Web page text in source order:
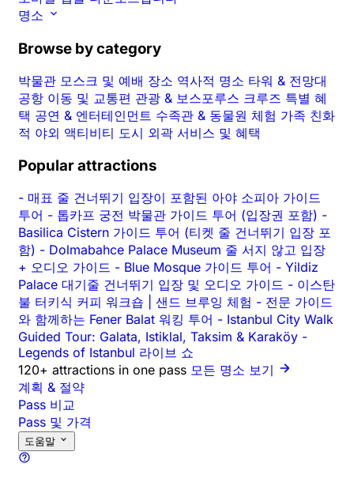
명소
Browse by category
박물관 모스크 및 예배 장소 역사적 명소 타워 & 전망대
공항 이동 및 교통편 관광 & 보스포루스 크루즈 특별 혜
택 공연 & 엔터테인먼트 수족관 & 동물원 체험 가족 친화
적 야외 액티비티 도시 외곽 서비스 및 혜택
Popular attractions
- 매표 줄 건너뛰기 입장이 포함된 아야 소피아 가이드
투어 - 톱카프 궁전 박물관 가이드 투어 (입장권 포함) -
Basilica Cistern 가이드 투어 (티켓 줄 건너뛰기 입장 포
함) - Dolmabahce Palace Museum 줄 서지 않고 입장
+ 오디오 가이드 - Blue Mosque 가이드 투어 - Yildiz
Palace 대기줄 건너뛰기 입장 및 오디오 가이드 - 이스탄
불 터키식 커피 워크숍 | 샌드 브루잉 체험 - 전문 가이드
와 함께하는 Fener Balat 워킹 투어 - Istanbul City Walk
Guided Tour: Galata, Istiklal, Taksim & Karaköy -
Legends of Istanbul 라이브 쇼
120+ attractions in one pass 모든 명소 보기
계획 & 절약
Pass 비교
Pass 및 가격
도움말